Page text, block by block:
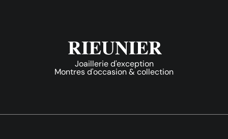
Joaillerie d'exception
Montres d'occasion & collection